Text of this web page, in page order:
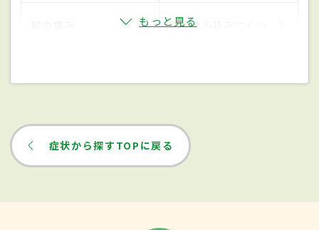
物が飲み込みにくい
もっと見る
症状から探すTOPに戻る